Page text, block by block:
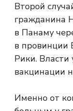
Второй
гражданина
в Панаму
в провинции
Рики. Власти
вакцинации
Именно от